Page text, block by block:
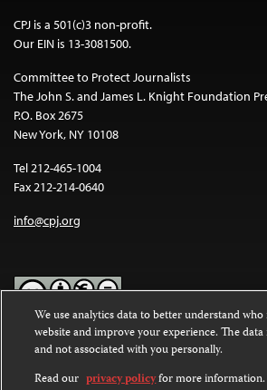
CPJ is a 501(c)3 non-profit.
Our EIN is 13-3081500.
Committee to Protect Journalists
The John S. and James L. Knight Foundation
P.O. Box 2675
New York, NY 10108
Tel 212-465-1004
Fax 212-214-0640
info@cpj.org
Except where noted, text on this website is
Commons Attribution-NonCommercial-
International License.
We use analytics data to better understand
website and improve your experience. The
and not associated with you personally.
Read our privacy policyfor more information.